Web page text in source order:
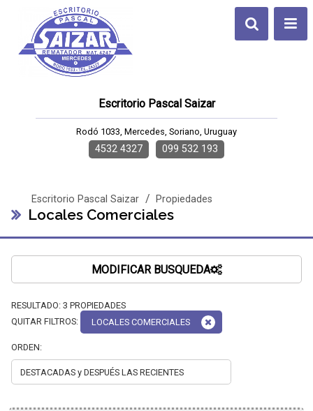
Escritorio Pascal Saizar
Rodó 1033, Mercedes, Soriano, Uruguay
4532 4327 099 532 193
Escritorio Pascal Saizar / Propiedades
Locales Comerciales
MODIFICAR BUSQUEDA
RESULTADO: 3 PROPIEDADES
QUITAR FILTROS:
LOCALES COMERCIALES
ORDEN: